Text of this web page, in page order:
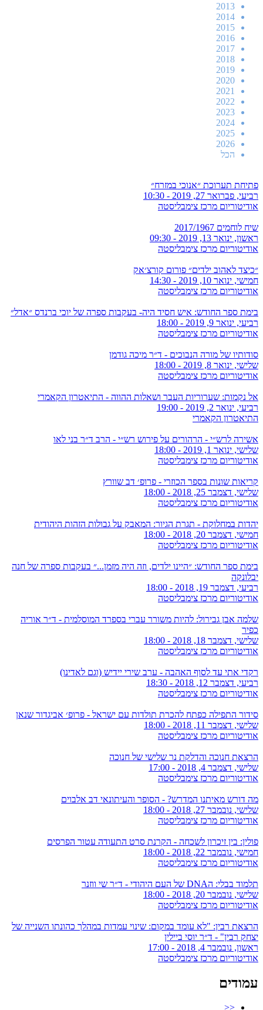
2013
2014
2015
2016
2017
2018
2019
2020
2021
2022
2023
2024
2025
2026
הכל
פתיחת תערוכת ״אנוכי במזרח״
רביעי, פברואר 27, 2019 - 10:30
אודיטוריום מרכז צימבליסטה
שיח לוחמים 2017/1967
ראשון, ינואר 13, 2019 - 09:30
אודיטוריום מרכז צימבליסטה
״כיצד לאהוב ילדים״ פורום קורצ׳אק
חמישי, ינואר 10, 2019 - 14:30
אודיטוריום מרכז צימבליסטה
בימת ספר החודש: איש חסיד היה- בעקבות ספרה של יוכי ברנדס ״אדל״
רביעי, ינואר 9, 2019 - 18:00
אודיטוריום מרכז צימבליסטה
סודותיו של מורה הנבוכים - ד״ר מיכה גודמן
שלישי, ינואר 8, 2019 - 18:00
אודיטוריום מרכז צימבליסטה
אל נקמות: שערוריות העבר ושאלות ההווה - התיאטרון הקאמרי
רביעי, ינואר 2, 2019 - 19:00
התיאטרון הקאמרי
אשירה לרש״י - הרהורים על פירוש רש״י - הרב ד״ר בני לאו
שלישי, ינואר 1, 2019 - 18:00
אודיטוריום מרכז צימבליסטה
קריאות שונות בספר הכוזרי - פרופ׳ דב שוורץ
שלישי, דצמבר 25, 2018 - 18:00
אודיטוריום מרכז צימבליסטה
יהדות במחלוקת - תגרת הגיור: המאבק על גבולות הזהות היהודית
חמישי, דצמבר 20, 2018 - 18:00
אודיטוריום מרכז צימבליסטה
בימת ספר החודש: ״היינו ילדים, וזה היה מזמן...״ בעקבות ספרה של חנה
יבלונקה
רביעי, דצמבר 19, 2018 - 18:00
אודיטוריום מרכז צימבליסטה
שלמה אבן גבירול: להיות משורר עברי בספרד המוסלמית - ד״ר אוריה
כפיר
שלישי, דצמבר 18, 2018 - 18:00
אודיטוריום מרכז צימבליסטה
רקדי אתי עד לסוף האהבה - ערב שירי יידיש (וגם לאדינו)
רביעי, דצמבר 12, 2018 - 18:30
אודיטוריום מרכז צימבליסטה
סידור התפילה כפתח להכרת תולדות עם ישראל - פרופ׳ אביגדור שנאן
שלישי, דצמבר 11, 2018 - 18:00
אודיטוריום מרכז צימבליסטה
הרצאת חנוכה והדלקת נר שלישי של חנוכה
שלישי, דצמבר 4, 2018 - 17:00
אודיטוריום מרכז צימבליסטה
מה דורש מאיתנו המדרש? - הסופר והעיתונאי דב אלבוים
שלישי, נובמבר 27, 2018 - 18:00
אודיטוריום מרכז צימבליסטה
פולין: בין זיכרון לשכחה - הקרנת סרט התעודה עטור הפרסים
חמישי, נובמבר 22, 2018 - 18:00
אודיטוריום מרכז צימבליסטה
תלמוד בבלי: הDNA של העם היהודי - ד״ר שי ווזנר
שלישי, נובמבר 20, 2018 - 18:00
אודיטוריום מרכז צימבליסטה
הרצאת רבין: "לא עומד במקום: שינוי עמדות במהלך כהונתו השנייה של
יצחק רבין" - ד״ר יוסי ביילין
ראשון, נובמבר 4, 2018 - 17:00
אודיטוריום מרכז צימבליסטה
עמודים
<<